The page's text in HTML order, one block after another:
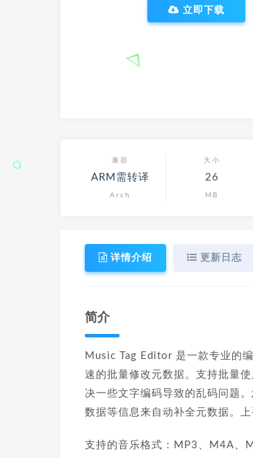
立即下载
兼容
ARM需转译
Arch
大小
26
MB
详情介绍 更新日志
简介
Music Tag Editor 是一款专业的
速的批量修改元数据。支持批量
决一些文字编码导致的乱码问题
数据等信息来自动补全元数据。
支持的音乐格式：MP3、M4A、